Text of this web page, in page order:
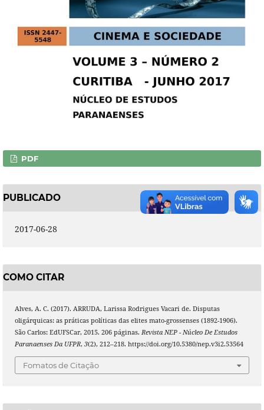
PDF
PUBLICADO
2017-06-28
COMO CITAR
Alves, A. C. (2017). ARRUDA, Larissa Rodrigues Vacari de. Disputas
oligárquicas: as práticas políticas das elites mato-grossenses (1892-1906).
São Carlos: EdUFSCar, 2015. 206 páginas. Revista NEP - Núcleo De Estudos
Paranaenses Da UFPR, 3(2), 212–218. https://doi.org/10.5380/nep.v3i2.53564
Fomatos de Citação